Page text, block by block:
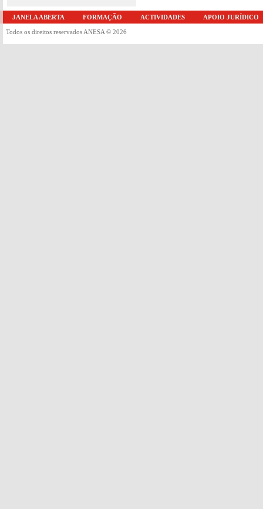
JANELA ABERTA FORMAÇÃO ACTIVIDADES APOIO JURÍDICO
Todos os direitos reservados ANESA © 2026